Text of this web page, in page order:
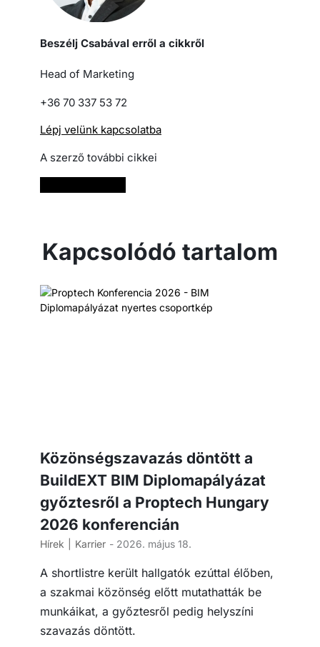
Beszélj Csabával erről a cikkről
Head of Marketing
+36 70 337 53 72
Lépj velünk kapcsolatba
A szerző további cikkei
Kapcsolódó tartalom
Közönségszavazás döntött a
BuildEXT BIM Diplomapályázat
győztesről a Proptech Hungary
2026 konferencián
Hírek Karrier - 2026. május 18.
A shortlistre került hallgatók ezúttal élőben,
a szakmai közönség előtt mutathatták be
munkáikat, a győztesről pedig helyszíni
szavazás döntött.